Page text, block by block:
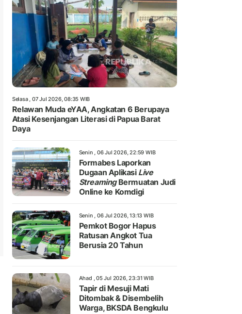
Selasa , 07 Jul 2026, 08:35 WIB
Relawan Muda eYAA, Angkatan 6 Berupaya
Atasi Kesenjangan Literasi di Papua Barat
Daya
Senin , 06 Jul 2026, 22:59 WIB
Formabes Laporkan
Dugaan Aplikasi Live
StreamingBermuatan Judi
Online ke Komdigi
Senin , 06 Jul 2026, 13:13 WIB
Pemkot Bogor Hapus
Ratusan Angkot Tua
Berusia 20 Tahun
Ahad , 05 Jul 2026, 23:31 WIB
Tapir di Mesuji Mati
Ditombak & Disembelih
Warga, BKSDA Bengkulu